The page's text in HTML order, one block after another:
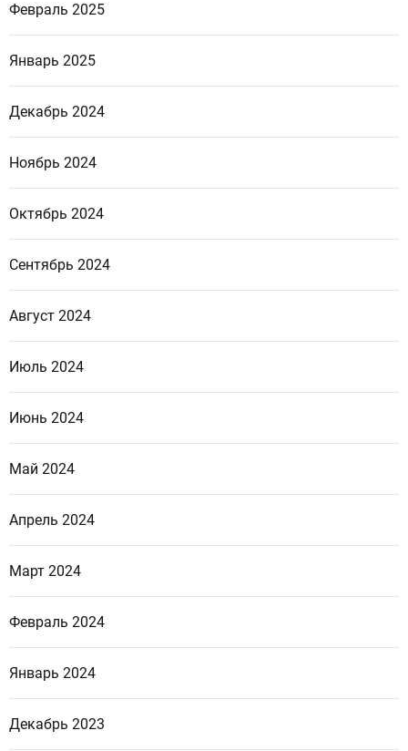
Февраль 2025
Январь 2025
Декабрь 2024
Ноябрь 2024
Октябрь 2024
Сентябрь 2024
Август 2024
Июль 2024
Июнь 2024
Май 2024
Апрель 2024
Март 2024
Февраль 2024
Январь 2024
Декабрь 2023